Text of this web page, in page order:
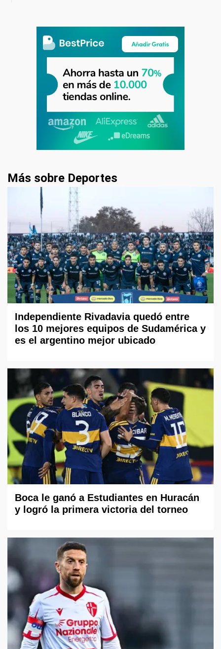
Más sobre Deportes
Independiente Rivadavia quedó entre
los 10 mejores equipos de Sudamérica y
es el argentino mejor ubicado
Boca le ganó a Estudiantes en Huracán
y logró la primera victoria del torneo